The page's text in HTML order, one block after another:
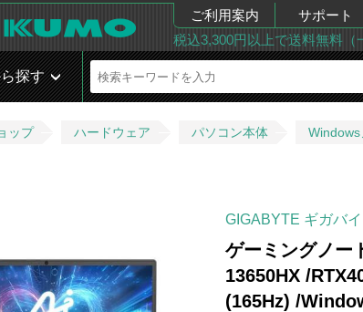
ご利用案内 サポート
税込3,300円以上で送料無料（
探す
ップ ハードウェア パソコン本体 Windows
GIGABYTE ギガバイ
ゲーミングノー
13650HX /
(165Hz) /